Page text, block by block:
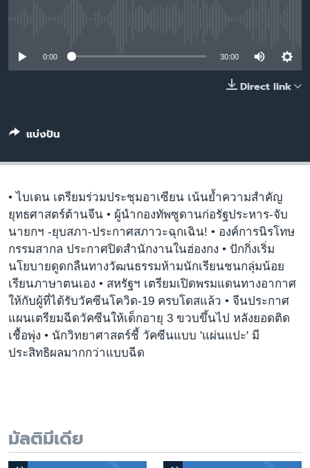
ติดตามเรา
เลือกภาษา
0:00 30:00
Direct link
แบ่งปัน
• ไบเดน เตรียมร่วมประชุมอาเซียน เน้นย้ำความสำคัญ
ยุทธศาสตร์ต้านจีน • ผู้นำกองทัพซูดานก่อรัฐประหาร-จับ
นายกฯ -ยุบสภา-ประกาศสภาวะฉุกเฉิน! • องค์การนิรโทษ
กรรมสากล ประกาศปิดสำนักงานในฮ่องกง • ปักกิ่งเริ่ม
นโยบายดูดกลืนทางวัฒนธรรมห้ามนักเรียนชนกลุ่มน้อย
เรียนภาษาตนเอง • สหรัฐฯ เตรียมเปิดพรมแดนทางอากาศ
ให้กับผู้ที่ได้รับวัคซีนโควิด-19 ครบโดสแล้ว • จีนประกาศ
แผนเตรียมฉีดวัคซีนให้เด็กอายุ 3 ขวบขึ้นไป หลังยอดติด
เชื้อพุ่ง • นักวิทยาศาสตร์ชี้ วัคซีนแบบ 'แผ่นแปะ' มี
ประสิทธิผลมากกว่าแบบฉีด
มัลติมีเดีย